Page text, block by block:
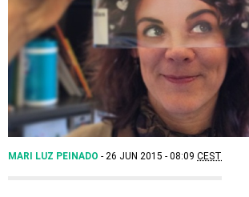
MARI LUZ PEINADO 26 JUN 2015 - 08:09 CEST